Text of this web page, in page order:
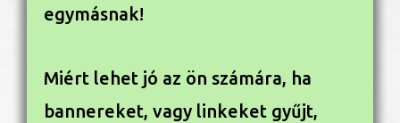
egymásnak!
Miért lehet jó az ön számára, ha
bannereket, vagy linkeket gyűjt,